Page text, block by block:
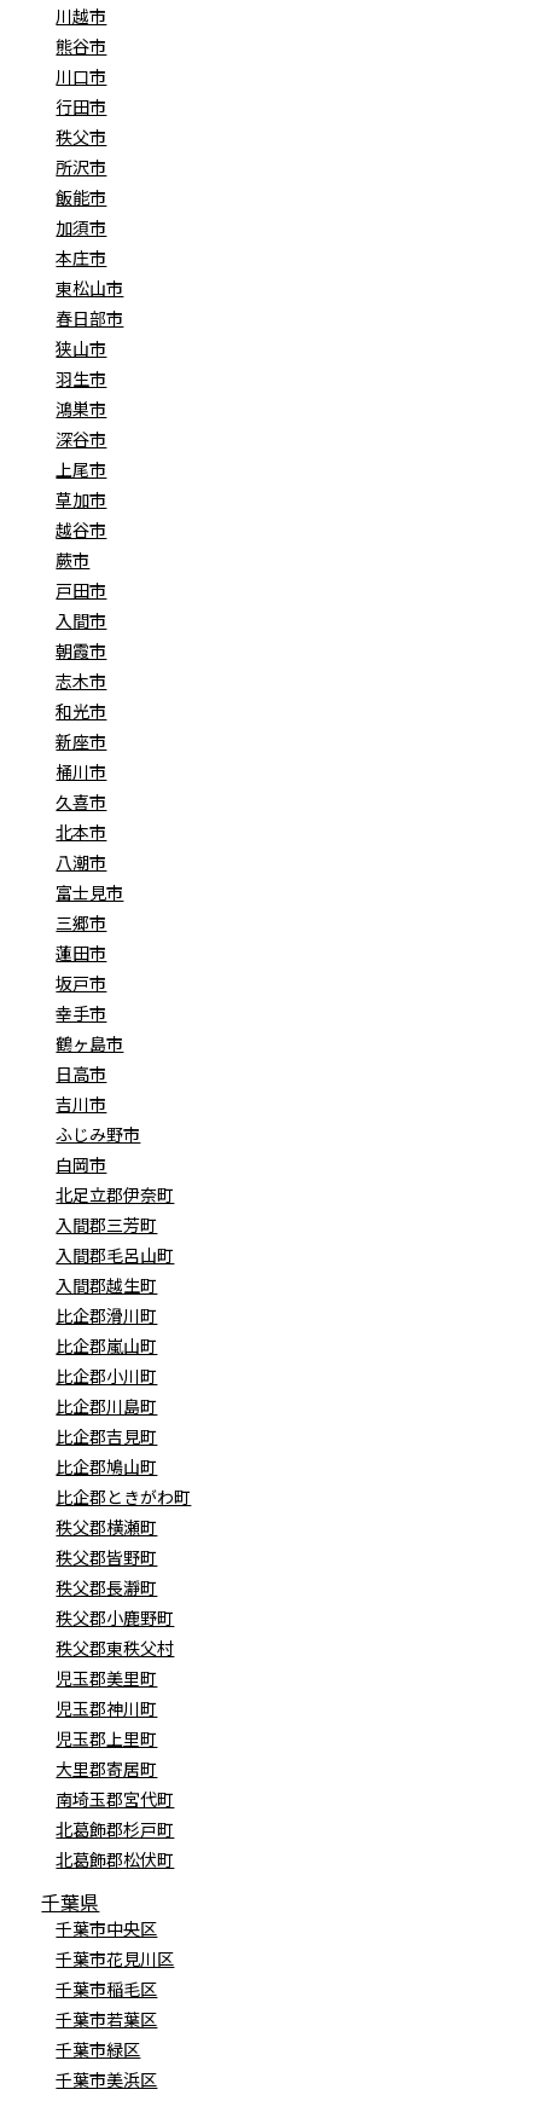
川越市
熊谷市
川口市
行田市
秩父市
所沢市
飯能市
加須市
本庄市
東松山市
春日部市
狭山市
羽生市
鴻巣市
深谷市
上尾市
草加市
越谷市
蕨市
戸田市
入間市
朝霞市
志木市
和光市
新座市
桶川市
久喜市
北本市
八潮市
富士見市
三郷市
蓮田市
坂戸市
幸手市
鶴ヶ島市
日高市
吉川市
ふじみ野市
白岡市
北足立郡伊奈町
入間郡三芳町
入間郡毛呂山町
入間郡越生町
比企郡滑川町
比企郡嵐山町
比企郡小川町
比企郡川島町
比企郡吉見町
比企郡鳩山町
比企郡ときがわ町
秩父郡横瀬町
秩父郡皆野町
秩父郡長瀞町
秩父郡小鹿野町
秩父郡東秩父村
児玉郡美里町
児玉郡神川町
児玉郡上里町
大里郡寄居町
南埼玉郡宮代町
北葛飾郡杉戸町
北葛飾郡松伏町
千葉県
千葉市中央区
千葉市花見川区
千葉市稲毛区
千葉市若葉区
千葉市緑区
千葉市美浜区